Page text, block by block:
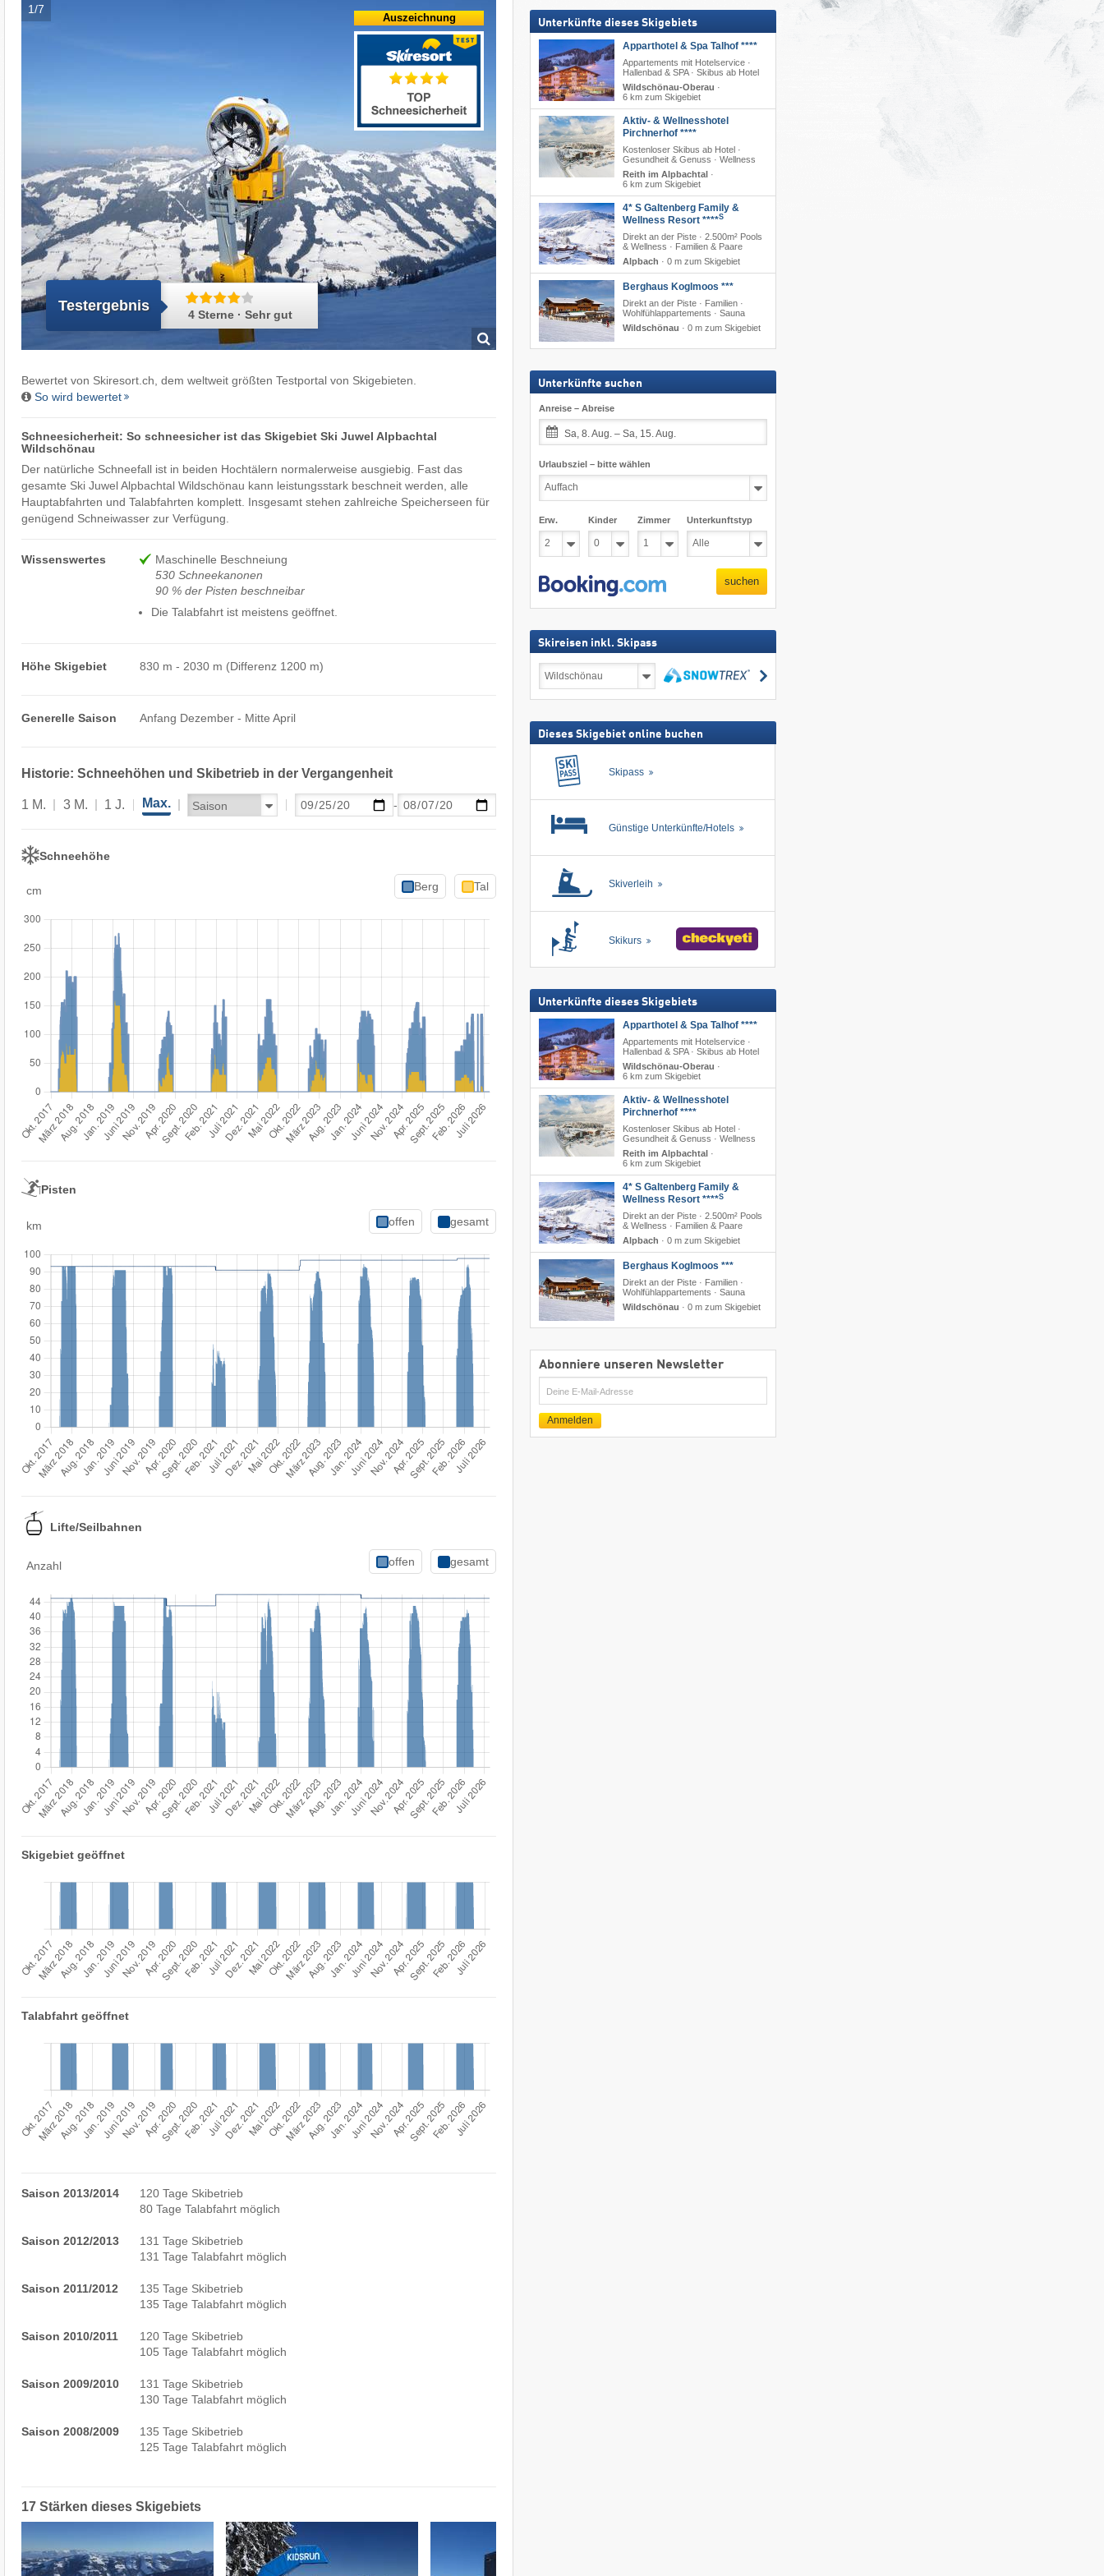
1/7
Testergebnis
4 Sterne · Sehr gut
Auszeichnung
Bewertet von Skiresort.ch, dem weltweit größten Testportal von Skigebieten.
So wird bewertet
Schneesicherheit: So schneesicher ist das Skigebiet Ski Juwel Alpbachtal
Wildschönau
Der natürliche Schneefall ist in beiden Hochtälern normalerweise ausgiebig. Fast das
gesamte Ski Juwel Alpbachtal Wildschönau kann leistungsstark beschneit werden, alle
Hauptabfahrten und Talabfahrten komplett. Insgesamt stehen zahlreiche Speicherseen für
genügend Schneiwasser zur Verfügung.
Wissenswertes
Maschinelle Beschneiung
530 Schneekanonen
90 % der Pisten beschneibar
Die Talabfahrt ist meistens geöffnet.
Höhe Skigebiet 830 m - 2030 m (Differenz 1200 m)
Generelle Saison Anfang Dezember - Mitte April
Historie: Schneehöhen und Skibetrieb in der Vergangenheit
1 M. 3 M. 1 J. Max. -
Schneehöhe
cm Berg Tal
Pisten
km offen gesamt
Lifte/Seilbahnen
Anzahl offen gesamt
Skigebiet geöffnet
Talabfahrt geöffnet
Saison 2013/2014
120 Tage Skibetrieb
80 Tage Talabfahrt möglich
Saison 2012/2013
131 Tage Skibetrieb
131 Tage Talabfahrt möglich
Saison 2011/2012
135 Tage Skibetrieb
135 Tage Talabfahrt möglich
Saison 2010/2011
120 Tage Skibetrieb
105 Tage Talabfahrt möglich
Saison 2009/2010
131 Tage Skibetrieb
130 Tage Talabfahrt möglich
Saison 2008/2009
135 Tage Skibetrieb
125 Tage Talabfahrt möglich
17 Stärken dieses Skigebiets
Unterkünfte dieses Skigebiets
Apparthotel & Spa Talhof ****
Appartements mit Hotelservice ·
Hallenbad & SPA · Skibus ab Hotel
Wildschönau-Oberau ·
6 km zum Skigebiet
Aktiv- & Wellnesshotel
Pirchnerhof ****
Kostenloser Skibus ab Hotel ·
Gesundheit & Genuss · Wellness
Reith im Alpbachtal·
6 km zum Skigebiet
4* S Galtenberg Family &
Wellness Resort ****S
Direkt an der Piste · 2.500m² Pools
& Wellness · Familien & Paare
Alpbach · 0 m zum Skigebiet
Berghaus Koglmoos ***
Direkt an der Piste · Familien ·
Wohlfühlappartements · Sauna
Wildschönau · 0 m zum Skigebiet
Unterkünfte suchen
Anreise – Abreise
Sa, 8. Aug. – Sa, 15. Aug.
Urlaubsziel – bitte wählen
Erw. Kinder Zimmer Unterkunftstyp
suchen
Skireisen inkl. Skipass
inkl.
suchen
Dieses Skigebiet online buchen
Skipass
Günstige Unterkünfte/Hotels
Skiverleih
Skikurs
Unterkünfte dieses Skigebiets
Apparthotel & Spa Talhof ****
Appartements mit Hotelservice ·
Hallenbad & SPA · Skibus ab Hotel
Wildschönau-Oberau ·
6 km zum Skigebiet
Aktiv- & Wellnesshotel
Pirchnerhof ****
Kostenloser Skibus ab Hotel ·
Gesundheit & Genuss · Wellness
Reith im Alpbachtal ·
6 km zum Skigebiet
4* S Galtenberg Family &
Wellness Resort ****S
Direkt an der Piste · 2.500m² Pools
& Wellness · Familien & Paare
Alpbach · 0 m zum Skigebiet
Berghaus Koglmoos ***
Direkt an der Piste · Familien ·
Wohlfühlappartements · Sauna
Wildschönau · 0 m zum Skigebiet
Abonniere unseren Newsletter
E-
Mail
Anmelden